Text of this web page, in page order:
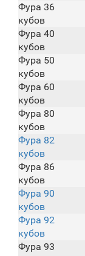
Фура 36
кубов
Фура 40
кубов
Фура 50
кубов
Фура 60
кубов
Фура 80
кубов
Фура 82
кубов
Фура 86
кубов
Фура 90
кубов
Фура 92
кубов
Фура 93